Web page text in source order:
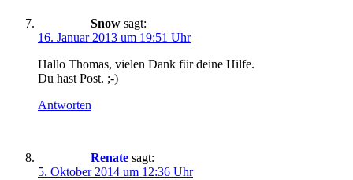
Snow sagt:
16. Januar 2013 um 19:51 Uhr
Hallo Thomas, vielen Dank für deine Hilfe.
Du hast Post. ;-)
Antworten
Renate sagt:
5. Oktober 2014 um 12:36 Uhr